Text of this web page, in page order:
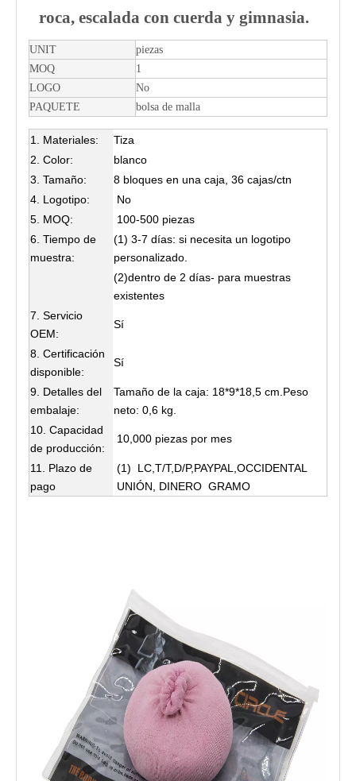
roca, escalada con cuerda y gimnasia.
UNIT
piezas
MOQ
1
LOGO
No
PAQUETE
bolsa de malla
1. Materiales:
Tiza
2. Color:
blanco
3. Tamaño:
8 bloques en una caja, 36 cajas/ctn
4. Logotipo:
No
5. MOQ:
100-500 piezas
6. Tiempo de
muestra:
(1) 3-7 días: si necesita un logotipo
personalizado.
(2)dentro de 2 días- para muestras
existentes
7. Servicio
OEM:
Sí
8. Certificación
disponible:
Sí
9. Detalles del
embalaje:
Tamaño de la caja: 18*9*18,5 cm.Peso
neto: 0,6 kg.
10. Capacidad
de producción:
10,000 piezas por mes
11. Plazo de
pago
(1) LC,T/T,D/P,PAYPAL,OCCIDENTAL
UNIÓN, DINERO GRAMO